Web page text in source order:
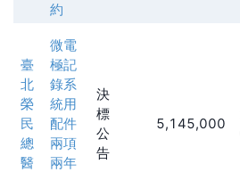
約
臺
北
榮
民
總
醫
微電
極記
錄系
統用
配件
兩項
兩年
決
標
公
告
5,145,000